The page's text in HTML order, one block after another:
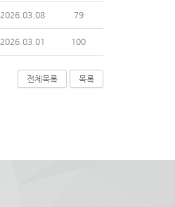
2026.03.08 79
2026.03.01 100
전체목록 목록